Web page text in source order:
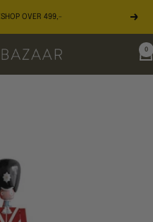
OVER 499,-
0